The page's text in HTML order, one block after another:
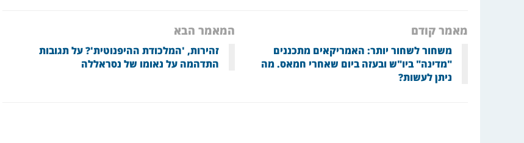
מאמר קודם
משחור לשחור יותר: האמריקאים מתכננים
"מדינה" ביו"ש ובעזה ביום שאחרי חמאס. מה
ניתן לעשות?
המאמר הבא
זהירות, 'המלכודת ההיפנוטית'? על תגובות
התדהמה על נאומו של נסראללה